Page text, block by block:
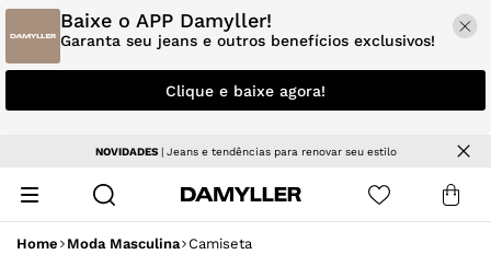
Baixe o APP Damyller!
Garanta seu jeans e outros benefícios exclusivos!
Clique e baixe agora!
NOVIDADES| Jeans e tendências para renovar seu estilo
Home Moda Masculina Camiseta